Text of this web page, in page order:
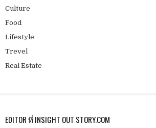
Culture
Food
Lifestyle
Trevel
Real Estate
EDITOR ที่ INSIGHT OUT STORY.COM